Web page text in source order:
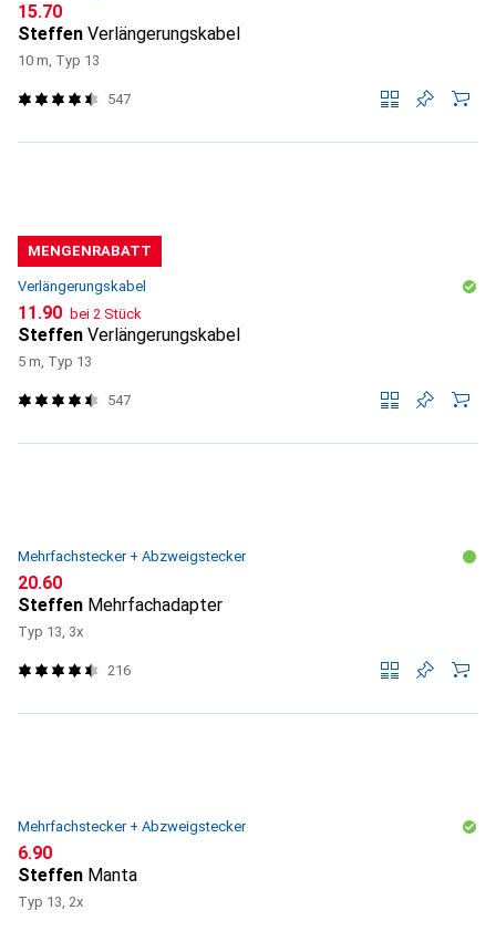
CHF
15.70
Steffen Verlängerungskabel
10 m, Typ 13
547
MENGENRABATT
Verlängerungskabel
CHF
11.90 bei 2 Stück
Steffen Verlängerungskabel
5 m, Typ 13
547
Mehrfachstecker + Abzweigstecker
CHF
20.60
Steffen Mehrfachadapter
Typ 13, 3x
216
Mehrfachstecker + Abzweigstecker
CHF
6.90
Steffen Manta
Typ 13, 2x